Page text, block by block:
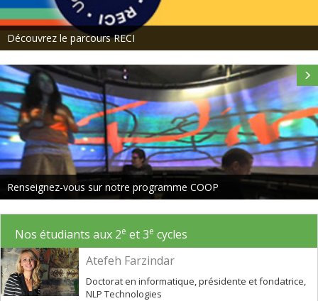
le parcours RECI
Renseignez-vous sur notre programme COOP
Nos étudiants aux 2e et 3e cycles
Atefeh Farzindar
Doctorat en informatique, présidente et fondatrice,
NLP Technologies